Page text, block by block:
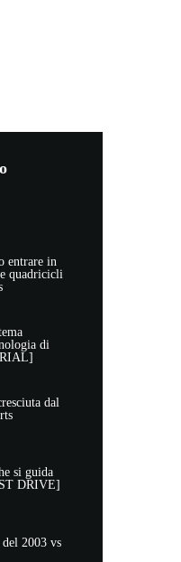
entrare in
quadricicli
di
dal
si guida
DRIVE]
2003 vs